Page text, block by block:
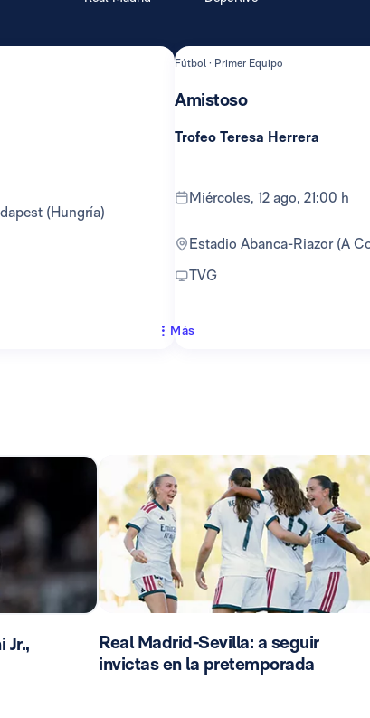
(Hungría)
Fútbol · Primer Equipo
Amistoso
Trofeo Teresa Herrera
miércoles, 12 ago, 21:00 h
Estadio Abanca-Riazor (A
TVG
Más
Jr.,
Real Madrid-Sevilla: a seguir
invictas en la pretemporada